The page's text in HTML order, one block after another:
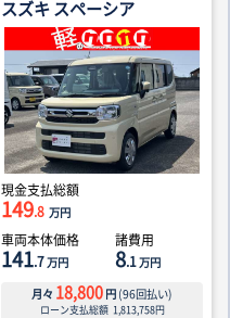
スズキ スペーシア
現金支払総額
149.8 万円
車両本体価格
141.7万円
諸費用
8.1万円
月々 18,800 円 (96回払い)
ローン支払総額 1,813,758円